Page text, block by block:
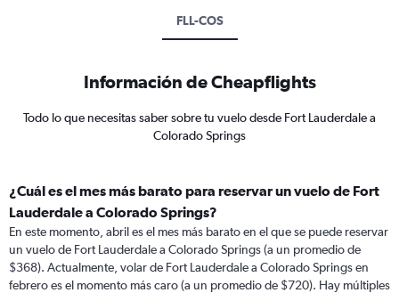
FLL-COS
Información de Cheapflights
Todo lo que necesitas saber sobre tu vuelo desde Fort Lauderdale a
Colorado Springs
¿Cuál es el mes más barato para reservar un vuelo de Fort
Lauderdale a Colorado Springs?
En este momento, abril es el mes más barato en el que se puede reservar
un vuelo de Fort Lauderdale a Colorado Springs (a un promedio de
$368). Actualmente, volar de Fort Lauderdale a Colorado Springs en
febrero es el momento más caro (a un promedio de $720). Hay múltiples